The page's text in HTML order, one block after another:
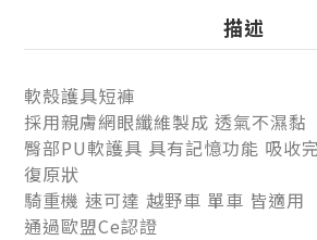
描述
軟殼護具短褲
採用親膚網眼纖維製成 透氣不濕黏
臀部PU軟護具 具有記憶功能 吸收
復原狀
騎重機 速可達 越野車 單車 皆適用
通過歐盟Ce認證